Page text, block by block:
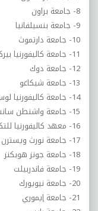
8- جامعة براون
9- جامعة بنسيلفانيا
10- جامعة دارتموث
11- جامعة كاليفورنيا بيركلي
12- جامعة دوك
13- جامعة شيكاغو
14- جامعة كاليفورنيا لوس أنجلوس
15- جامعة واشنطن سانت لويس
16- معهد كاليفورنيا للتكنولوجيا
17- جامعة نورث ويسترن
18- جامعة جونز هوبكنز
19- جامعة فاندربيلت
20- جامعة نيويورك
21- جامعة إيموري